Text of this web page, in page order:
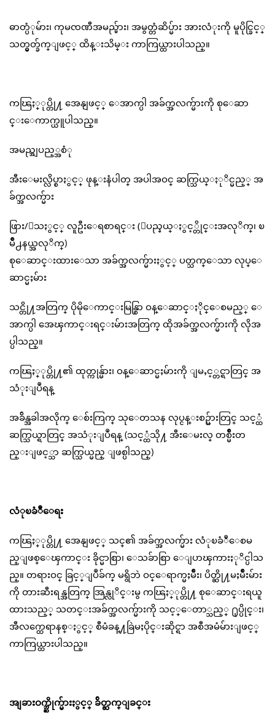
ဓာတ္ပံုမ်ား၊ ကုမၸဏီအမည္မ်ား၊ အမွတ္တံဆိပ္မ်ား အားလံုးကို မူပိုင္ခြင့္
သတ္မွတ္ခ်က္ျဖင့္ ထိန္းသိမ္း ကာကြယ္ထားပါသည္။
ကၽြႏ္ုပ္တို႔ အေနျဖင့္ ေအာက္ပါ အခ်က္အလက္မ်ားကို စုေဆာ
င္းေကာက္ယူပါသည္။
အမည္အျပည့္အစံု
အီးေမးလ္လိပ္စာႏွင့္ ဖုန္းနံပါတ္ အပါအဝင္ ဆက္သြယ္ႏုိင္မည့္ အ
ခ်က္အလက္မ်ား
ဖြား/ေသႏွင့္ လူဦးေရစာရင္း (ျပည္နယ္ႏွင့္တိုင္းအလုိက္၊ ၿ
မိဳ႕နယ္အလုိက္)
စုေဆာင္းထားေသာ အခ်က္အလက္မ်ားႏွင့္ ပတ္သက္ေသာ လုပ္ေ
ဆာင္မႈမ်ား
သင္တို႔အတြက္ ပိုမိုေကာင္းမြန္စြာ ဝန္ေဆာင္ႏိုင္ေစမည့္ ေ
အာက္ပါ အေၾကာင္းရင္းမ်ားအတြက္ ထိုအခ်က္အလက္မ်ားကို လိုအ
ပ္ပါသည္။
ကၽြႏ္ုပ္တို႔၏ ထုတ္ကုန္မ်ား၊ ဝန္ေဆာင္မႈမ်ားကို ျမႇင့္တင္ရာတြင္ အ
သံုးျပဳရန္
အခ်ိန္အခါအလိုက္ ေစ်းကြက္ သုေတသန လုပ္ငန္းစဉ္မ်ားတြင္ သင့္ထံ
ဆက္သြယ္ရာတြင္ အသံုးျပဳရန္ (သင့္ထံသို႔ အီးေမးလ္ တစ္မ်ိဳးတ
ည္းျဖင့္သာ ဆက္သြယ္မည္ ျဖစ္ပါသည္)
လံုၿခံဳေရး
ကၽြႏ္ုပ္တို႔ အေနျဖင့္ သင္၏ အခ်က္အလက္မ်ား လံုၿခံဳေစမ
ည္ျဖစ္ေၾကာင္း ခိုင္မာစြာ၊ ေသခ်ာစြာ ေျပာၾကားႏုိင္ပါသ
ည္။ တရားဝင္ ခြင့္ျပဳခ်က္ မရွိဘဲ ဝင္ေရာက္မႈမ်ိဳး၊ ပိတ္ဆို႔မႈမ်ိဳးမ်ား
ကို တားဆီးရန္အတြက္ အြန္လုိင္းမွ ကၽြႏ္ုပ္တို႔ စုေဆာင္းရယူ
ထားသည့္ သတင္းအခ်က္အလက္မ်ားကို သင့္ေတာ္သည့္ ႐ုပ္ပိုင္း၊
အီလက္ထေရာနစ္ႏွင့္ စီမံခန္႔ခြဲမႈပိုင္းဆိုင္ရာ အစီအမံမ်ားျဖင့္
ကာကြယ္ထားပါသည္။
အျခားဝက္ဘ္ဆိုက္မ်ားႏွင့္ ခ်ိတ္ဆက္ျခင္း